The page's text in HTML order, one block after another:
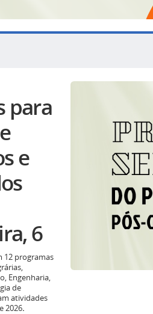
para
e
6
12 programas
Engenharia,
de
atividades
2026.